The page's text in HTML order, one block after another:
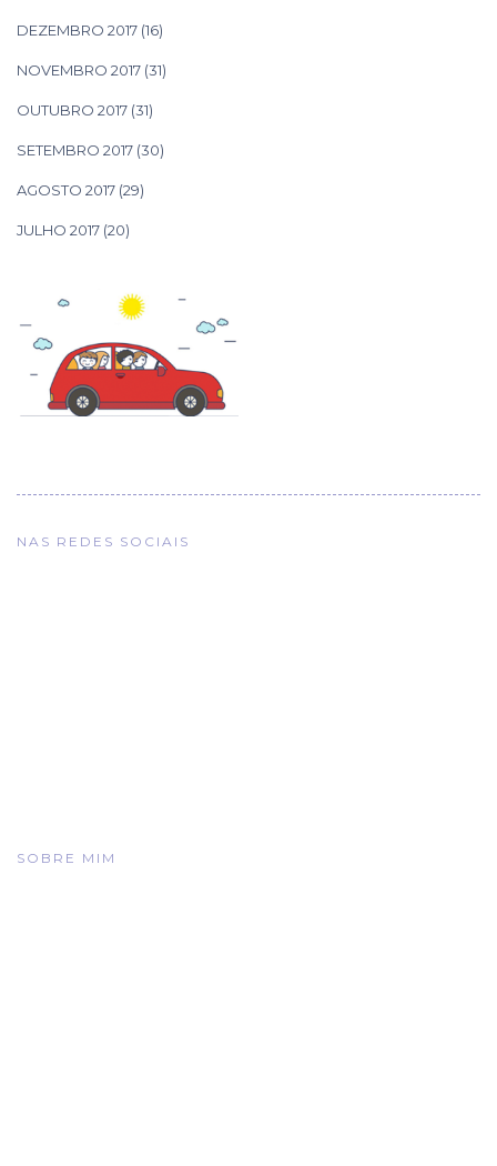
DEZEMBRO 2017 (16)
NOVEMBRO 2017 (31)
OUTUBRO 2017 (31)
SETEMBRO 2017 (30)
AGOSTO 2017 (29)
JULHO 2017 (20)
NAS REDES SOCIAIS
SOBRE MIM